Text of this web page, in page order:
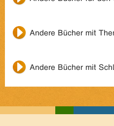
Andere Bücher mit
Andere Bücher mit